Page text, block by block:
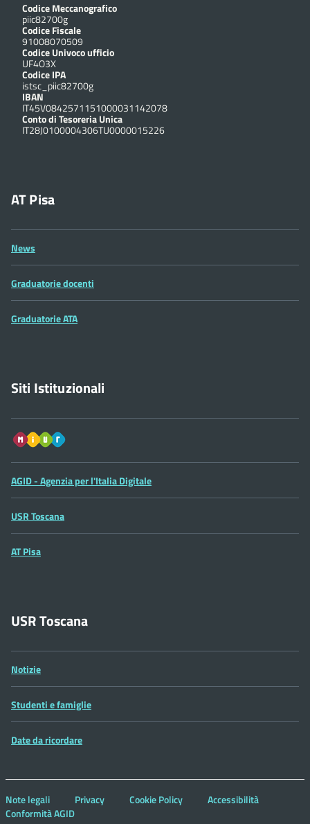
Codice Meccanografico
piic82700g
Codice Fiscale
91008070509
Codice Univoco ufficio
UF4O3X
Codice IPA
istsc_piic82700g
IBAN
IT45V0842571151000031142078
Conto di Tesoreria Unica
IT28J0100004306TU0000015226
AT Pisa
News
Graduatorie docenti
Graduatorie ATA
Siti Istituzionali
AGID - Agenzia per l'Italia Digitale
USR Toscana
AT Pisa
USR Toscana
Notizie
Studenti e famiglie
Date da ricordare
Note legali Privacy Cookie Policy
Accessibilità
Conformità AGID